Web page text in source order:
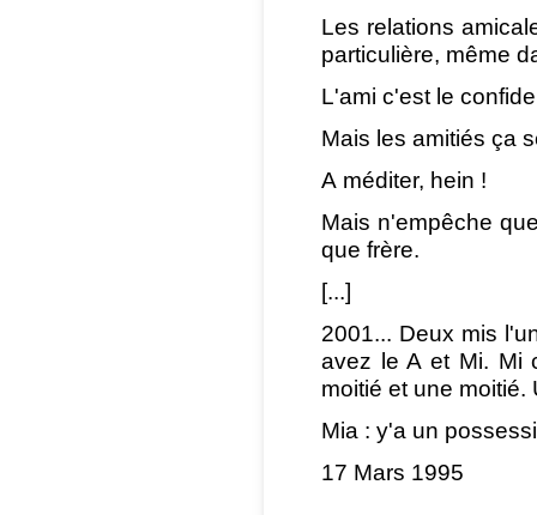
Les relations
particulière, même
L'ami c'est le
Mais les amitiés ça
A méditer, hein !
Mais n'empêche
que frère.
[...]
2001... Deux mis
avez le A et Mi. Mi
moitié et une moitié.
Mia : y'a un
17 Mars 1995